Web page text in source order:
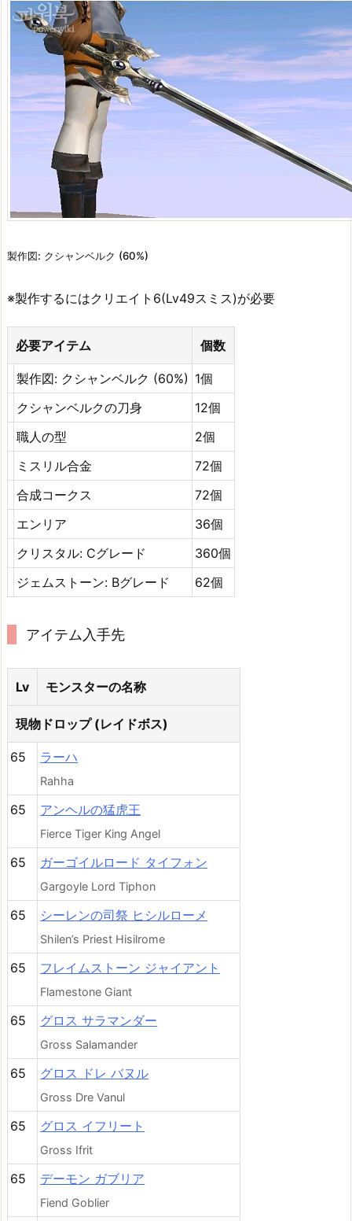
製作図: クシャンベルク (60%)
※製作するにはクリエイト6(Lv49スミス)が必要
必要アイテム 個数
製作図: クシャンベルク (60%) 1個
クシャンベルクの刀身
12個
職人の型
2個
ミスリル合金
72個
合成コークス
72個
エンリア
36個
クリスタル: Cグレード
360個
ジェムストーン: Bグレード
62個
アイテム入手先
Lv モンスターの名称
現物ドロップ (レイドボス)
65 ラーハ
Rahha
65 アンヘルの猛虎王
Fierce Tiger King Angel
65 ガーゴイルロード タイフォン
Gargoyle Lord Tiphon
65 シーレンの司祭 ヒシルローメ
Shilen’s Priest Hisilrome
65 フレイムストーン ジャイアント
Flamestone Giant
65 グロス サラマンダー
Gross Salamander
65 グロス ドレ バヌル
Gross Dre Vanul
65 グロス イフリート
Gross Ifrit
65 デーモン ガブリア
Fiend Goblier